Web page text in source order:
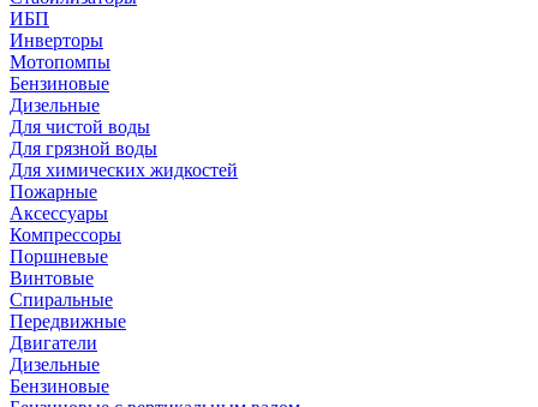
ИБП
Инверторы
Мотопомпы
Бензиновые
Дизельные
Для чистой воды
Для грязной воды
Для химических жидкостей
Пожарные
Аксессуары
Компрессоры
Поршневые
Винтовые
Спиральные
Передвижные
Двигатели
Дизельные
Бензиновые